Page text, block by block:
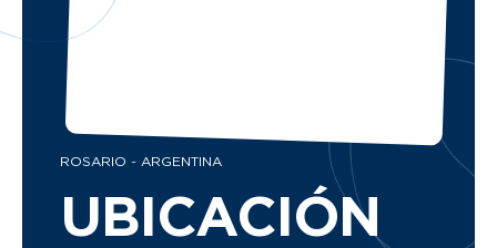
ROSARIO - ARGENTINA
UBICACIÓN